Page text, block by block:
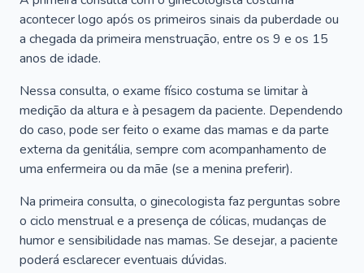
acontecer logo após os primeiros sinais da puberdade ou
a chegada da primeira menstruação, entre os 9 e os 15
anos de idade.
Nessa consulta, o exame físico costuma se limitar à
medição da altura e à pesagem da paciente. Dependendo
do caso, pode ser feito o exame das mamas e da parte
externa da genitália, sempre com acompanhamento de
uma enfermeira ou da mãe (se a menina preferir).
Na primeira consulta, o ginecologista faz perguntas sobre
o ciclo menstrual e a presença de cólicas, mudanças de
humor e sensibilidade nas mamas. Se desejar, a paciente
poderá esclarecer eventuais dúvidas.